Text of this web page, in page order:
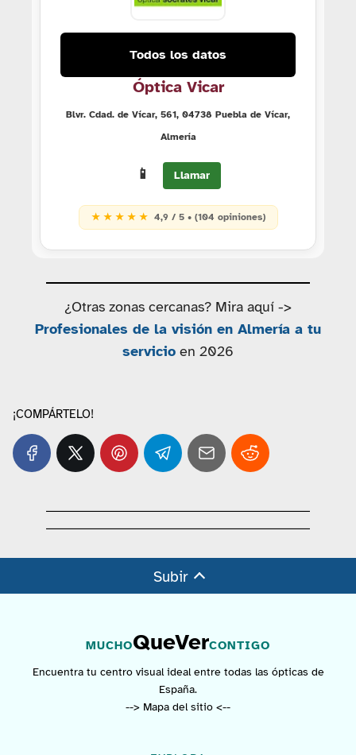
Todos los datos
Óptica Vicar
Blvr. Cdad. de Vícar, 561, 04738 Puebla de Vícar,
Almería
📱 Llamar
★ ★ ★ ★ ★ 4,9 / 5 • (104 opiniones)
¿Otras zonas cercanas? Mira aquí ->
Profesionales de la visión en Almería a tu
servicio en 2026
¡COMPÁRTELO!
Subir
MUCHOQueVerCONTIGO
Encuentra tu centro visual ideal entre todas las ópticas de
España.
--> Mapa del sitio <--